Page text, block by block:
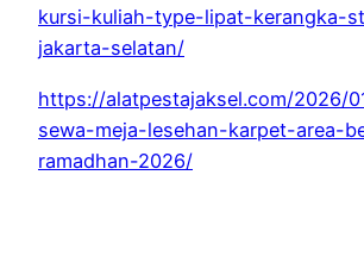
kursi-kuliah-type-lipat-kerangka-
jakarta-selatan/
https://alatpestajaksel.com/2026/
sewa-meja-lesehan-karpet-area-
ramadhan-2026/